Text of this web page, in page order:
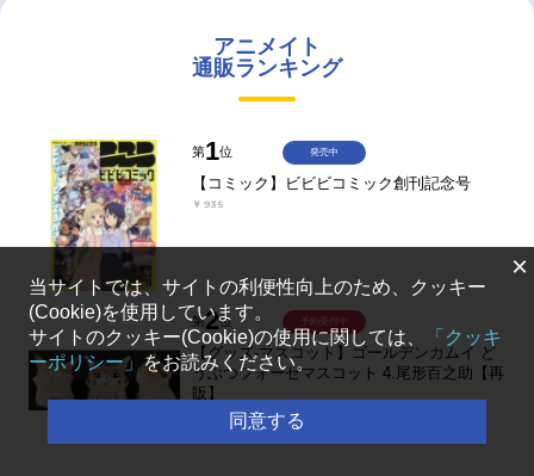
アニメイト
通販ランキング
第1位
【コミック】ビビビコミック創刊記念号
￥935
発売中
第2位
【グッズ-マスコット】ゴールデンカムイ ど
うぶつフォーゼマスコット 4.尾形百之助【再
販】
￥1,980
予約受付中
×
当サイトでは、サイトの利便性向上のため、クッキー
(Cookie)を使用しています。
サイトのクッキー(Cookie)の使用に関しては、
「クッキ
ーポリシー」をお読みください。
同意する